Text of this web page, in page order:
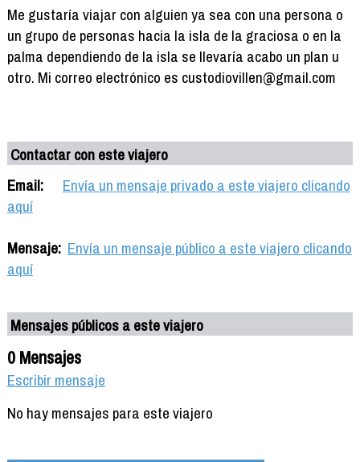
Me gustaría viajar con alguien ya sea con una persona o
un grupo de personas hacia la isla de la graciosa o en la
palma dependiendo de la isla se llevaría acabo un plan u
otro. Mi correo electrónico es custodiovillen@gmail.com
Contactar con este viajero
Email:
Envía un mensaje privado a este viajero clicando
aquí
Mensaje: Envía un mensaje público a este viajero clicando
aquí
Mensajes públicos a este viajero
0 Mensajes
Escribir mensaje
No hay mensajes para este viajero